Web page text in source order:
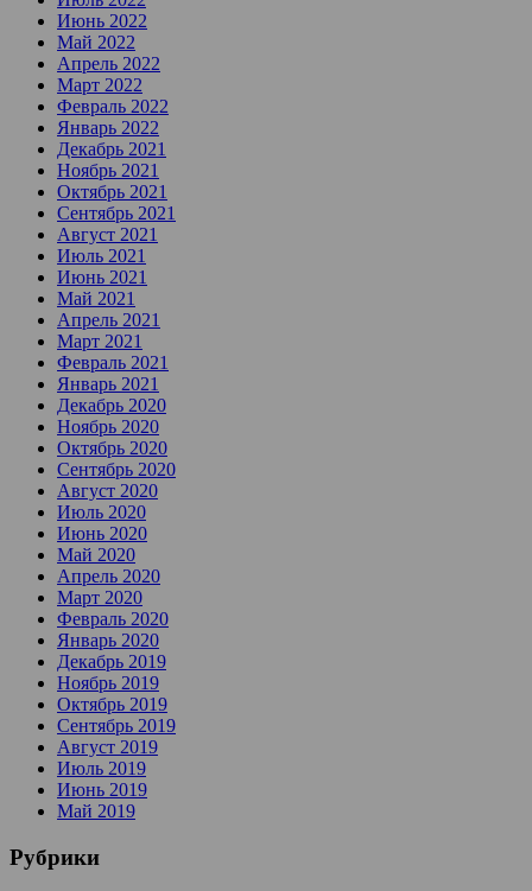
Июнь 2022
Май 2022
Апрель 2022
Март 2022
Февраль 2022
Январь 2022
Декабрь 2021
Ноябрь 2021
Октябрь 2021
Сентябрь 2021
Август 2021
Июль 2021
Июнь 2021
Май 2021
Апрель 2021
Март 2021
Февраль 2021
Январь 2021
Декабрь 2020
Ноябрь 2020
Октябрь 2020
Сентябрь 2020
Август 2020
Июль 2020
Июнь 2020
Май 2020
Апрель 2020
Март 2020
Февраль 2020
Январь 2020
Декабрь 2019
Ноябрь 2019
Октябрь 2019
Сентябрь 2019
Август 2019
Июль 2019
Июнь 2019
Май 2019
Рубрики